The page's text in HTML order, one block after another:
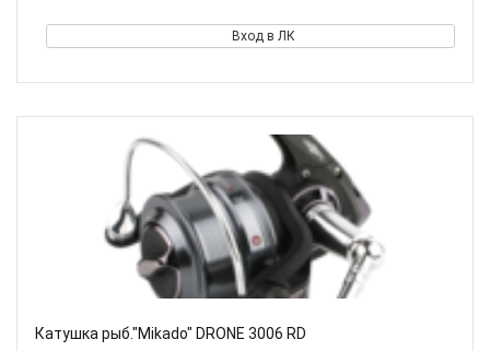
Вход в ЛК
Катушка рыб."Mikado" DRONE 3006 RD